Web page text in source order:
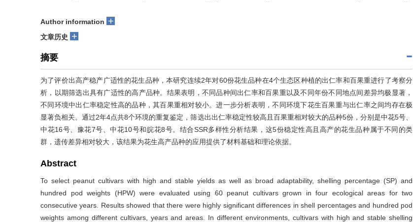
Author information +
文章历史 +
摘要
为了评价出高产稳产广适性的花生品种，本研究连续2年对60份花生品种在4个生态区种植的出仁率和百果重进行了考察分
析，以期筛选出具有广适性的高产品种。结果表明，不同品种间出仁率和百果重以及不同年份不同地点间差异均极显著，
不同环境中出仁率稳定性高的品种，其百果重相对较小。进一步分析表明，不同环境下花生百果重与出仁率之间均存在极
显著负相关。通过2年4点共8个环境的重复鉴定，筛选出出仁率稳定性较高且百果重相对较大的品种5份，分别是中花5号、
中花16号、豫花7号、中花10号和皖花8号。结合SSR多样性分析结果，这5份稳定性高且高产的花生品种属于不同的类
群，遗传差异相对较大，该结果为花生高产品种的应用提供了材料基础和理论依据。
Abstract
To select peanut cultivars with high and stable yields as well as broad adaptability, shelling percentage (SP) and
hundred pod weights (HPW) were evaluated using 60 peanut cultivars grown in four ecological areas for two
consecutive years. Results showed that there were highly significant differences in shell percentages and hundred pod
weights among different cultivars, years and areas. In different environments, cultivars with high and stable shelling